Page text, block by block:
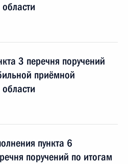
3 перечня поручений
приёмной
пункта 6
поручений по итогам